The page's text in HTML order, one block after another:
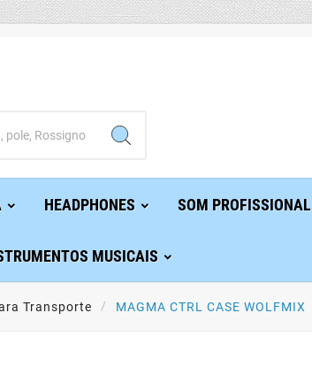
HEADPHONES SOM PROFISSIONAL
MUSICAIS
Transporte MAGMA CTRL CASE WOLFMIX